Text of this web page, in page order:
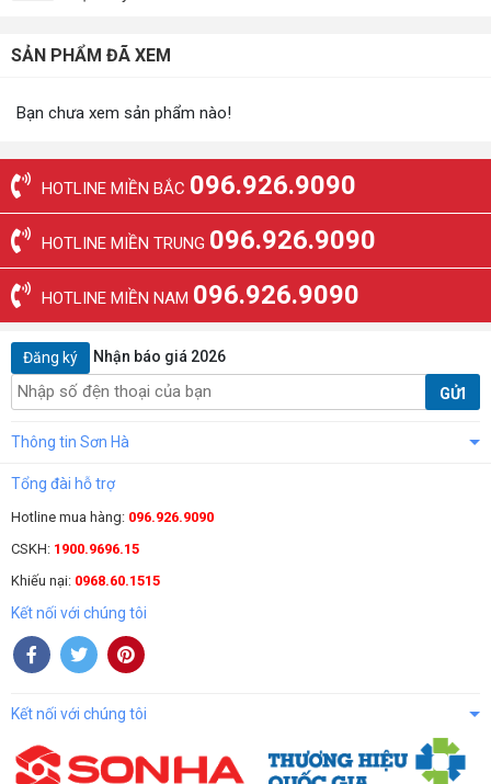
SẢN PHẨM ĐÃ XEM
Bạn chưa xem sản phẩm nào!
HOTLINE MIỀN BẮC 096.926.9090
HOTLINE MIỀN TRUNG 096.926.9090
HOTLINE MIỀN NAM 096.926.9090
Đăng ký Nhận báo giá 2026
GỬI
Thông tin Sơn Hà
Tổng đài hỗ trợ
Hotline mua hàng: 096.926.9090
CSKH: 1900.9696.15
Khiếu nại: 0968.60.1515
Kết nối với chúng tôi
Kết nối với chúng tôi